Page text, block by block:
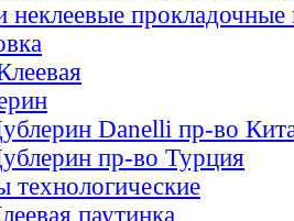
неклеевые прокладочные
Danelli пр-во
пр-во Турция
технологические
паутинка